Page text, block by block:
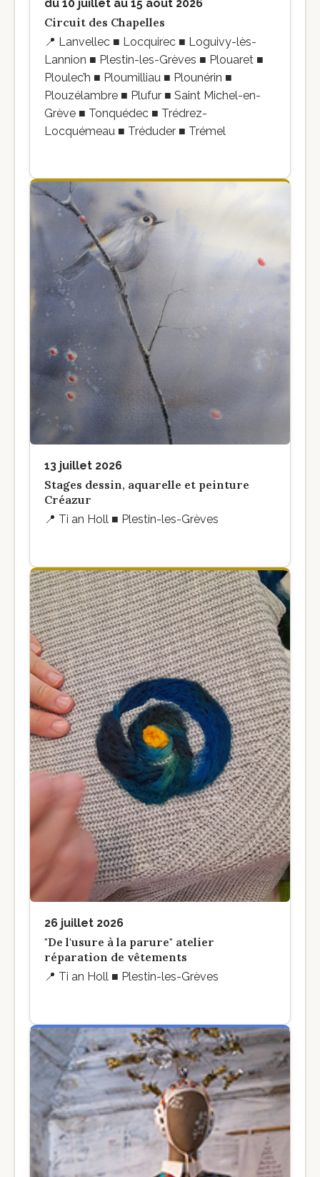
du 10 juillet au 15 août 2026
Circuit des Chapelles
📍 Lanvellec ■ Locquirec ■ Loguivy-lès-
Lannion ■ Plestin-les-Grèves ■ Plouaret ■
Ploulec’h ■ Ploumilliau ■ Plounérin ■
Plouzélambre ■ Plufur ■ Saint Michel-en-
Grève ■ Tonquédec ■ Trédrez-
Locquémeau ■ Tréduder ■ Trémel
13 juillet 2026
Stages dessin, aquarelle et peinture
Créazur
📍 Ti an Holl ■ Plestin-les-Grèves
26 juillet 2026
"De l'usure à la parure" atelier
réparation de vêtements
📍 Ti an Holl ■ Plestin-les-Grèves